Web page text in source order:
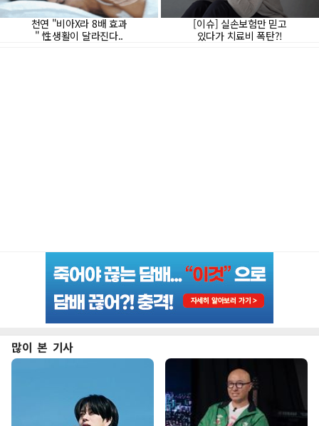
많이 본 기사